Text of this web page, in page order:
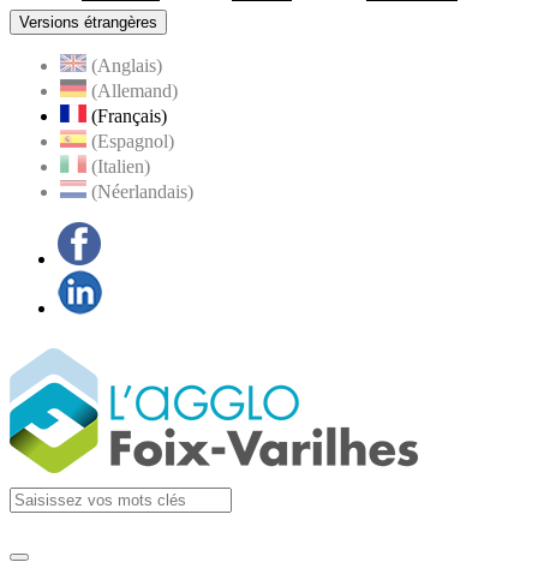
Versions étrangères
(Anglais)
(Allemand)
(Français)
(Espagnol)
(Italien)
(Néerlandais)
Agglo Foix-Varilhes